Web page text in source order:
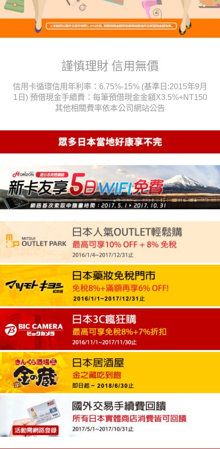
謹慎理財 信用無價
信用卡循環信用年利率：6.75%-15% (基準日:2015年9月
1日) 預借現金手續費：每筆預借現金金額X3.5%+NT150
其他相關費率依本公司網站公告